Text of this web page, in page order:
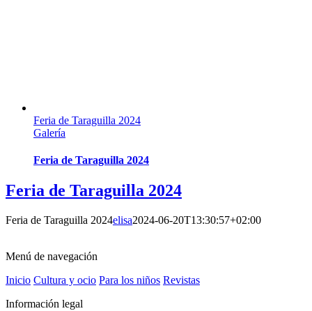
Feria de Taraguilla 2024
Galería
Feria de Taraguilla 2024
Feria de Taraguilla 2024
Feria de Taraguilla 2024elisa2024-06-20T13:30:57+02:00
Menú de navegación
Inicio Cultura y ocio Para los niños Revistas
Información legal